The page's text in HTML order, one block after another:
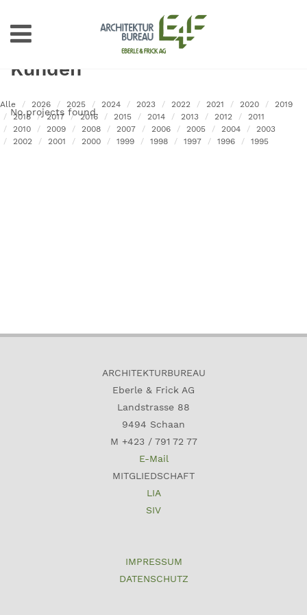
Kunden
Alle 2026 2025 2024 2023 2022 2021 2020
2019
2018
2017 2016 2015 2014 2013 2012
2011
2010
2009 2008 2007 2006 2005 2004
2003
2002
2001 2000 1999 1998 1997 1996 1995
No projects found.
ARCHITEKTURBUREAU
Eberle & Frick AG
Landstrasse 88
9494 Schaan
M +423 / 791 72 77
E-Mail
MITGLIEDSCHAFT
LIA
SIV
IMPRESSUM
DATENSCHUTZ